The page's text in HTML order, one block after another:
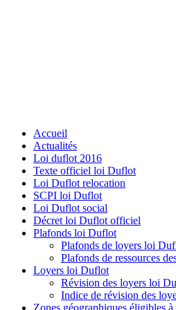
Accueil
Actualités
Loi duflot 2016
Texte officiel loi Duflot
Loi Duflot relocation
SCPI loi Duflot
Loi Duflot social
Décret loi Duflot officiel
Plafonds loi Duflot
Plafonds de loyers loi
Plafonds de ressources
Loyers loi Duflot
Révision des loyers loi
Indice de révision des
Zones géographiques éligibles